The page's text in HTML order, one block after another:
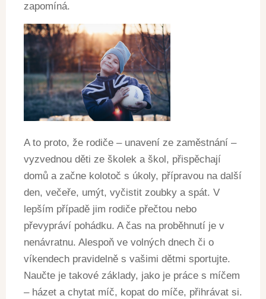
zapomíná.
A to proto, že rodiče – unavení ze zaměstnání –
vyzvednou děti ze školek a škol, přispěchají
domů a začne kolotoč s úkoly, přípravou na další
den, večeře, umýt, vyčistit zoubky a spát. V
lepším případě jim rodiče přečtou nebo
převypráví pohádku. A čas na proběhnutí je v
nenávratnu. Alespoň ve volných dnech či o
víkendech pravidelně s vašimi dětmi sportujte.
Naučte je takové základy, jako je práce s míčem
– házet a chytat míč, kopat do míče, přihrávat si.